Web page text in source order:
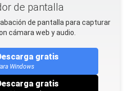
de pantalla
de pantalla para capturar
cámara web y audio.
gratis
Windows
gratis